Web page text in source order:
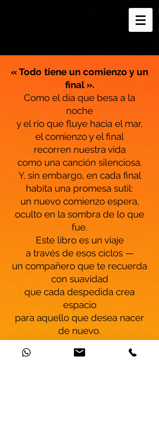
« Todo tiene un comienzo y un
final ».
Como el día que besa a la
noche
y el río que fluye hacia el mar,
el comienzo y el final
recorren nuestra vida
como una canción silenciosa.
Y, sin embargo, en cada final
habita una promesa sutil:
un nuevo comienzo espera,
oculto en la sombra de lo que
fue.
Este libro es un viaje
a través de esos ciclos —
un compañero que te recuerda
con suavidad
que cada despedida crea
espacio
para aquello que desea nacer
de nuevo.
Gedankenreise